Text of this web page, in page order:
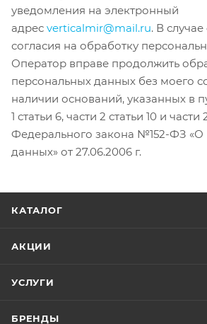
уведомления на электронный
адрес verticalmir@mail.ru. В
согласия на обработку
Оператор вправе продолжить
персональных данных без моего
наличии оснований, указанных в
1 статьи 6, части 2 статьи 10 и части
Федерального закона №152-ФЗ «О
данных» от 27.06.2006 г.
КАТАЛОГ
АКЦИИ
УСЛУГИ
БРЕНДЫ